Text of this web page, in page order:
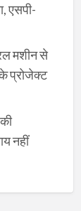
एसपी-
मशीन से
प्रोजेक्ट
नहीं